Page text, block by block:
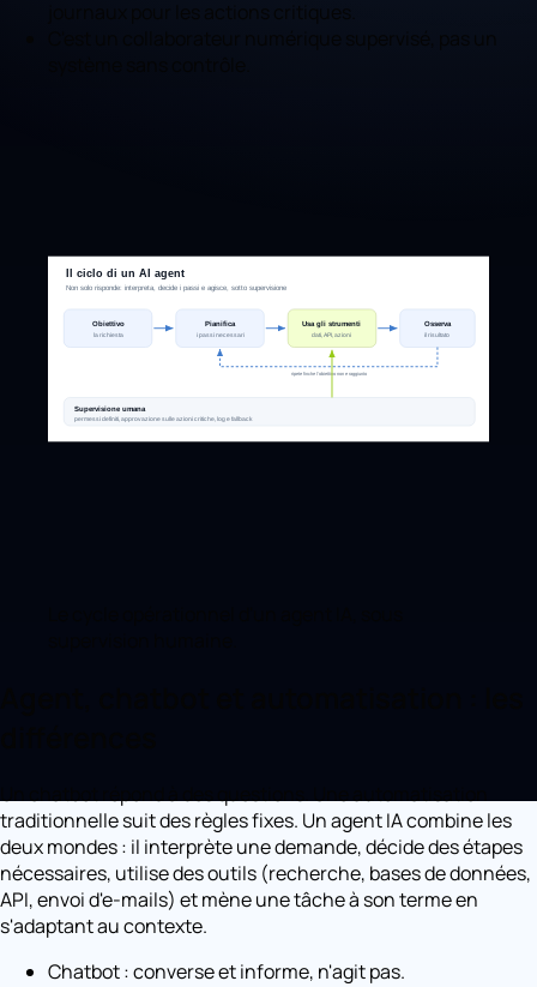
traditionnelle suit des règles fixes. Un agent IA combine les
deux mondes : il interprète une demande, décide des étapes
nécessaires, utilise des outils (recherche, bases de données,
API, envoi d'e-mails) et mène une tâche à son terme en
s'adaptant au contexte.
Chatbot : converse et informe, n'agit pas.